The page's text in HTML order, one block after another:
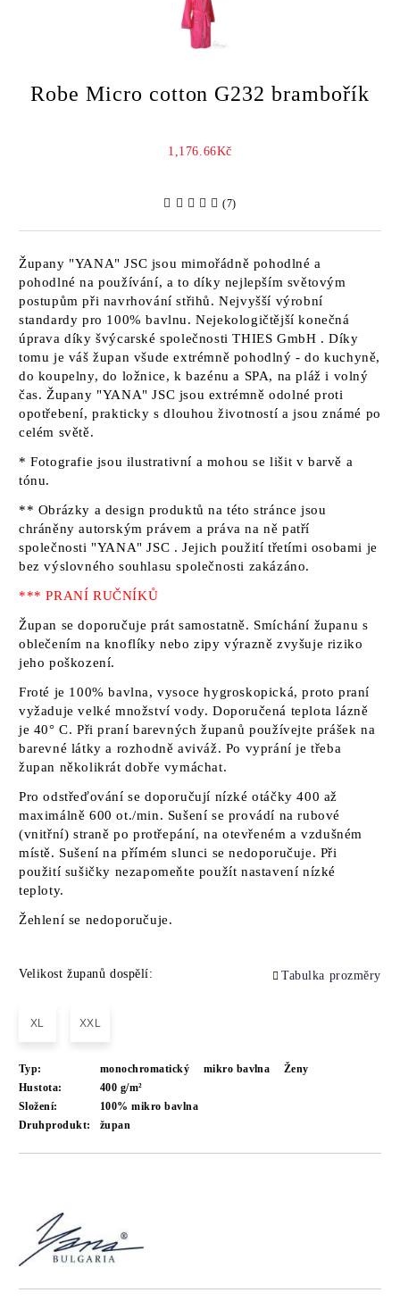
Robe Micro cotton G232 brambořík
1,176.66Kč
(7)
Župany "YANA" JSC jsou mimořádně pohodlné a
pohodlné na používání, a to díky nejlepším světovým
postupům při navrhování střihů. Nejvyšší výrobní
standardy pro 100% bavlnu. Nejekologičtější konečná
úprava díky švýcarské společnostiTHIES GmbH . Díky
tomu je váš župan všude extrémně pohodlný - do kuchyně,
do koupelny, do ložnice, k bazénu a SPA, na pláž i volný
čas. Župany "YANA" JSC jsou extrémně odolné proti
opotřebení, prakticky s dlouhou životností a jsou známé po
celém světě.
* Fotografie jsou ilustrativní a mohou se lišit v barvě a
tónu.
** Obrázky a design produktů na této stránce jsou
chráněny autorským právem a práva na ně patří
společnosti "YANA" JSC . Jejich použití třetími osobami je
bez výslovného souhlasu společnosti zakázáno.
*** PRANÍ RUČNÍKŮ
Župan se doporučuje prát samostatně. Smíchání županu s
oblečením na knoflíky nebo zipy výrazně zvyšuje riziko
jeho poškození.
Froté je 100% bavlna, vysoce hygroskopická, proto praní
vyžaduje velké množství vody. Doporučená teplota lázně
je 40° C. Při praní barevných županů používejte prášek na
barevné látky a rozhodně aviváž. Po vyprání je třeba
župan několikrát dobře vymáchat.
Pro odstřeďování se doporučují nízké otáčky 400 až
maximálně 600 ot./min. Sušení se provádí na rubové
(vnitřní) straně po protřepání, na otevřeném a vzdušném
místě. Sušení na přímém slunci se nedoporučuje. Při
použití sušičky nezapomeňte použít nastavení nízké
teploty.
Žehlení se nedoporučuje.
Velikost županů dospělí: Tabulka prozměry
XL XXL
Typ: monochromatický mikro bavlna
Ženy
Hustota:
400 g/m²
Složení:
100% mikro bavlna
Druhprodukt:
župan